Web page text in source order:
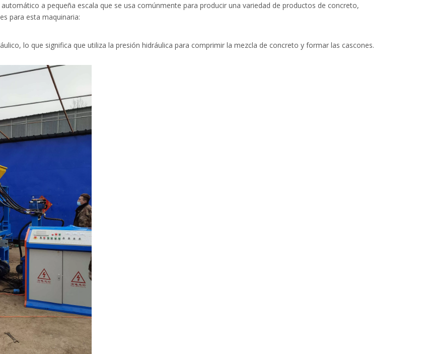
a pequeña escala que se usa comúnmente para producir una variedad de productos de concreto,
para esta maquinaria:
lo que significa que utiliza la presión hidráulica para comprimir la mezcla de concreto y formar las cascones.